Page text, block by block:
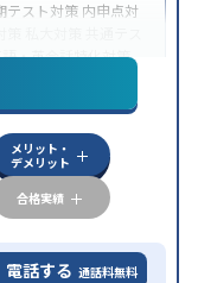
テスト対策 内申点対
・英会話特化対策
可能
用オンライン対応1
メリット・
デメリット
合格実績
電話する 通話料無料